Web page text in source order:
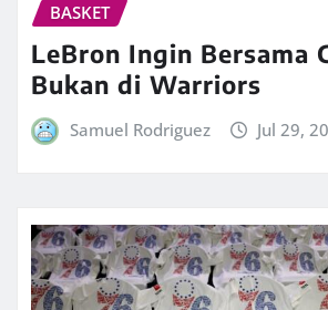
BASKET
LeBron Ingin Bersama
Bukan di Warriors
Samuel Rodriguez Jul 29,